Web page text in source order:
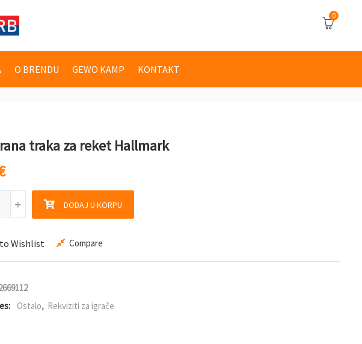
0
O BRENDU GEWO KAMP KONTAKT
traka za reket Hallmark
traka za reket Hallmark količina
+
+ DODAJ U KORPU
Wishlist Compare
Ostalo, Rekviziti za igrače